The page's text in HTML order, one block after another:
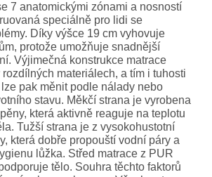
7 anatomickými zónami a nosností
speciálně pro lidi se
Díky výšce 19 cm vyhovuje
protože umožňuje snadnější
Výjimečná konstrukce matrace
rozdílných materiálech, a tím i tuhosti
lze pak měnit podle nálady nebo
stavu. Měkčí strana je vyrobena
která aktivně reaguje na teplotu
Tužší strana je z vysokohustotní
která dobře propouští vodní páry a
lůžka. Střed matrace z PUR
tělo. Souhra těchto faktorů